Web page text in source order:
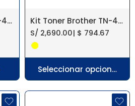
Kit Toner Brother Tn-416 Hl-L8360Cdw Kit Toner Brother TN-419【 L8900CDW 】
S/ 2,690.00| $ 794.67
Seleccionar opciones